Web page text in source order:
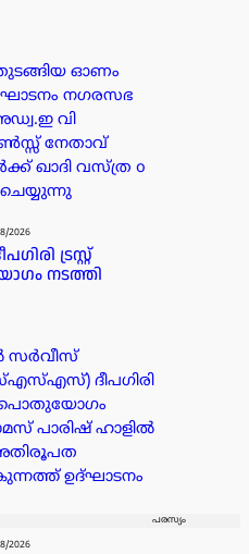
ഓണം
നഗരസഭ
വി
നേതാവ്
ഖാദി വസ്ത്ര o
2026
ട്രസ്റ്റ്
നടത്തി
സർവീസ്
ദീപഗിരി
പൊതുയോഗം
പാരിഷ് ഹാളിൽ
ഉദ്ഘാടനം
പരസ്യം
2026